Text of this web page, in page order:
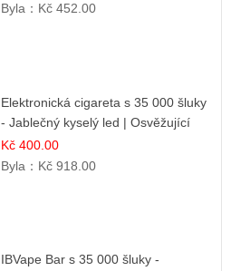
Byla： Kč 452.00
Elektronická cigareta s 35 000 šluky
- Jablečný kyselý led | Osvěžující
kyselá jablka
Kč 400.00
Byla： Kč 918.00
IBVape Bar s 35 000 šluky -